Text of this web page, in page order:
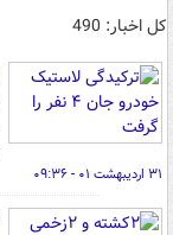
کل اخبار: 490
۳۱ اردیبهشت ۰۱ - ۰۹:۳۶